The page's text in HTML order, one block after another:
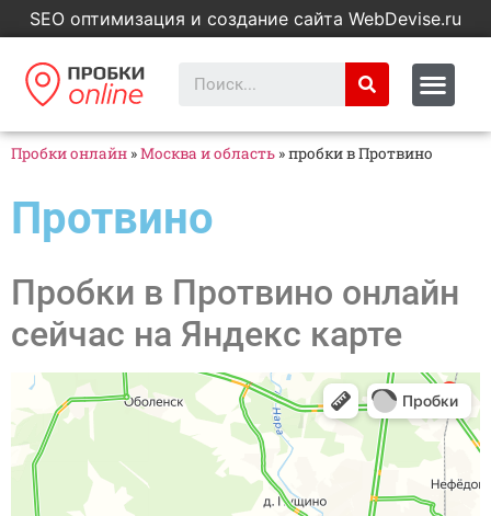
SEO оптимизация и создание сайта WebDevise.ru
Пробки онлайн »Москва и область »пробки в Протвино
Протвино
Пробки в Протвино онлайн
сейчас на Яндекс карте